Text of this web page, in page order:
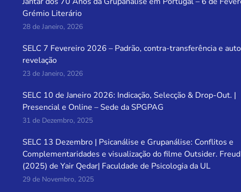
Grémio Literário
28 de Janeiro, 2026
SELC 7 Fevereiro 2026 – Padrão, contra-transferência e
revelação
23 de Janeiro, 2026
SELC 10 de Janeiro 2026: Indicação, Selecção & Drop-Out. |
Presencial e Online – Sede da SPGPAG
31 de Dezembro, 2025
SELC 13 Dezembro | Psicanálise e Grupanálise: Conflitos e
Complementaridades e visualização do filme Outsider. Freud
(2025) de Yair Qedar| Faculdade de Psicologia da UL
29 de Novembro, 2025